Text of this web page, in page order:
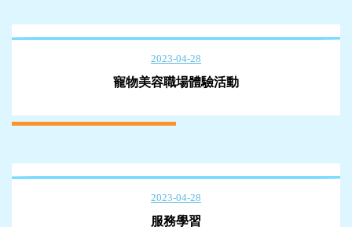
2023-04-28
寵物美容職場體驗活動
2023-04-28
服務學習